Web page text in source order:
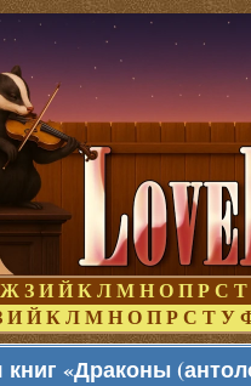
Ж З И Й К Л М Н О П Р С Т
И Й К Л М Н О П Р С Т У
«Драконы